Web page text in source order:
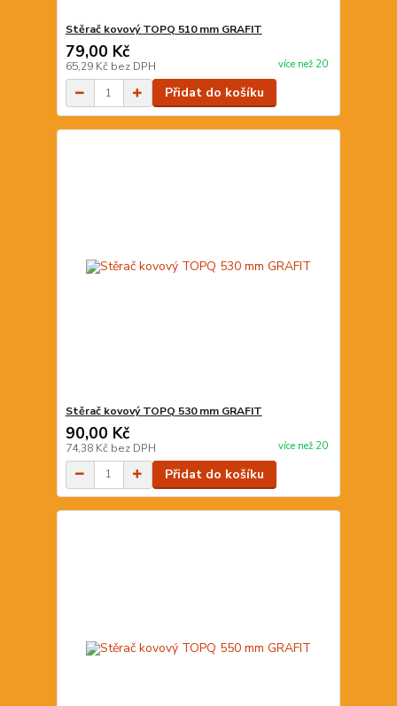
Stěrač kovový TOPQ 510 mm GRAFIT
79,00 Kč
65,29 Kč bez DPH více než 20
Přidat do košíku
Stěrač kovový TOPQ 530 mm GRAFIT
90,00 Kč
74,38 Kč bez DPH více než 20
Přidat do košíku